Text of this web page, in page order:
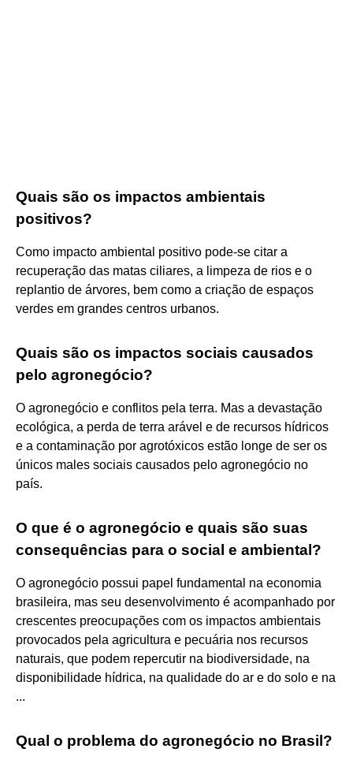
Quais são os impactos ambientais
positivos?
Como impacto ambiental positivo pode-se citar a
recuperação das matas ciliares, a limpeza de rios e o
replantio de árvores, bem como a criação de espaços
verdes em grandes centros urbanos.
Quais são os impactos sociais causados
pelo agronegócio?
O agronegócio e conflitos pela terra. Mas a devastação
ecológica, a perda de terra arável e de recursos hídricos
e a contaminação por agrotóxicos estão longe de ser os
únicos males sociais causados pelo agronegócio no
país.
O que é o agronegócio e quais são suas
consequências para o social e ambiental?
O agronegócio possui papel fundamental na economia
brasileira, mas seu desenvolvimento é acompanhado por
crescentes preocupações com os impactos ambientais
provocados pela agricultura e pecuária nos recursos
naturais, que podem repercutir na biodiversidade, na
disponibilidade hídrica, na qualidade do ar e do solo e na
...
Qual o problema do agronegócio no Brasil?